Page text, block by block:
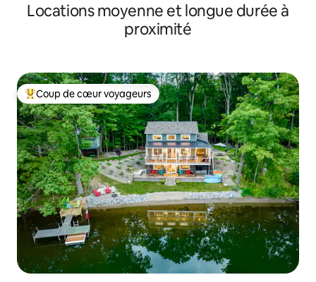
Locations moyenne et longue durée à
proximité
Coups de cœur voyageurs les plus appréciés
Coup de cœur voyageurs